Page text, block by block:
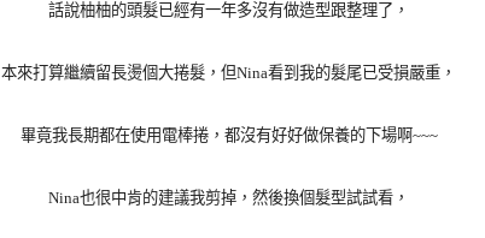
話說柚柚的頭髮已經有一年多沒有做造型跟整理了，
本來打算繼續留長燙個大捲髮，但Nina看到我的髮尾已受損嚴重，
畢竟我長期都在使用電棒捲，都沒有好好做保養的下場啊~~~
Nina也很中肯的建議我剪掉，然後換個髮型試試看，